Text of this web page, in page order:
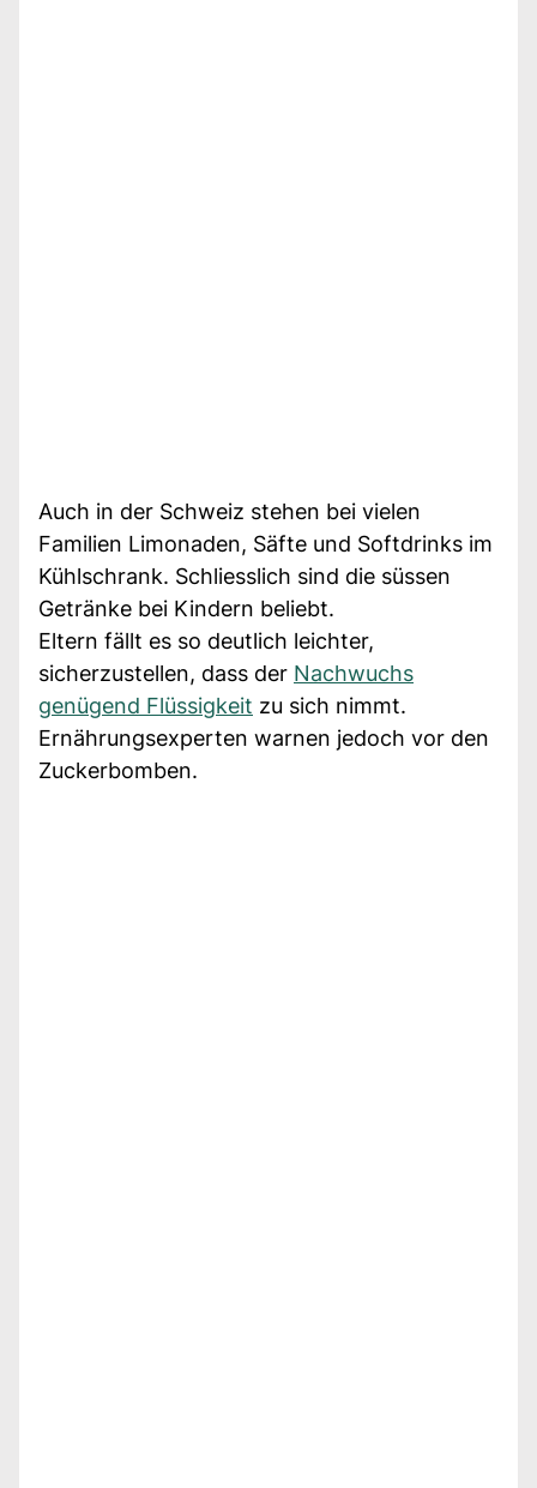
Auch in der Schweiz stehen bei vielen
Familien Limonaden, Säfte und Softdrinks im
Kühlschrank. Schliesslich sind die süssen
Getränke bei Kindern beliebt.
Eltern fällt es so deutlich leichter,
sicherzustellen, dass der Nachwuchs
genügend Flüssigkeit zu sich nimmt.
Ernährungsexperten warnen jedoch vor den
Zuckerbomben.